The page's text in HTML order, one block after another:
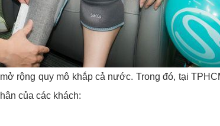
rộng quy mô khắp cả nước. Trong đó, tại
của các khách: